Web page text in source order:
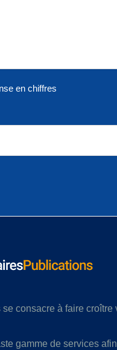
en chiffres
consacre à faire croître
gamme de services